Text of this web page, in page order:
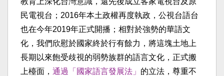
民電視台；2016年本土政權再度執政，公視台語台
也在今年2019年正式開播；相對於強勢的華語文
化，我們欣慰於國家終於行有餘力，將這塊土地上
長期以來飽受歧視的弱勢族群的語言文化，正式搬
上檯面， 通過「國家語言發展法」 的立法，尊重不